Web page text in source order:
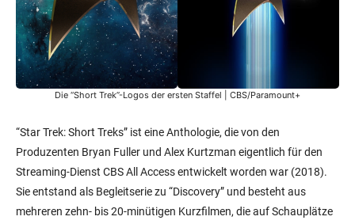
Die “Short Trek”-Logos der ersten Staffel | CBS/Paramount+
“Star Trek: Short Treks” ist eine Anthologie, die von den
Produzenten Bryan Fuller und Alex Kurtzman eigentlich für den
Streaming-Dienst CBS All Access entwickelt worden war (2018).
Sie entstand als Begleitserie zu “Discovery” und besteht aus
mehreren zehn- bis 20-minütigen Kurzfilmen, die auf Schauplätze